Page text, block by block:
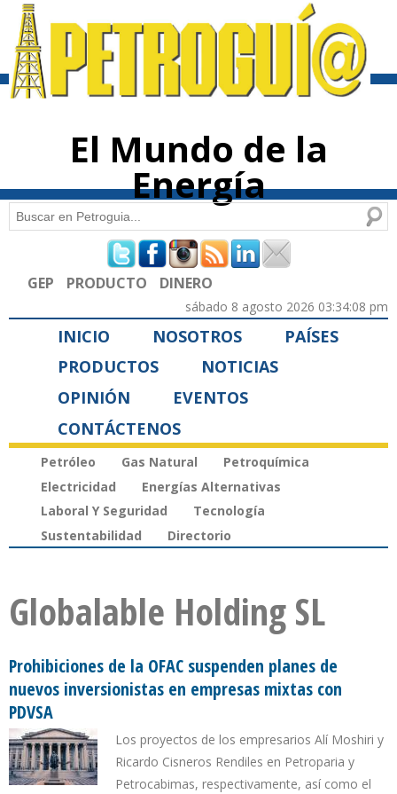
contenido
El Mundo de la
Energía
Formulario de búsqueda
Buscar
GEP PRODUCTO DINERO
sábado 8 agosto 2026 03:34:08 pm
INICIO NOSOTROS
PAÍSES
PRODUCTOS
NOTICIAS
OPINIÓN
EVENTOS
CONTÁCTENOS
Petróleo Gas Natural
Petroquímica
Electricidad
Energías Alternativas
Laboral Y Seguridad
Tecnología
Sustentabilidad
Directorio
Globalable Holding SL
Prohibiciones de la OFAC suspenden planes de
nuevos inversionistas en empresas mixtas con
PDVSA
Los proyectos de los empresarios Alí Moshiri y
Ricardo Cisneros Rendiles en Petroparia y
Petrocabimas, respectivamente, así como el